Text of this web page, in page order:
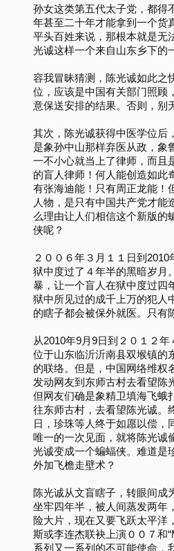
孙女这类第五代太子党，都得
年甚至二十年才能拿到一个货
平头百姓来说，那根本就是无
光诚这样一个来自山东乡下的
容我冒昧猜测，陈光诚如此之
位，应该是中国有关部门照顾
意保送安排的结果。否则，别
其次，陈光诚获得中医学位后
是象孙中山那样弃医从政，象
一不小心就当上了律师，而且
的盲人律师！何人能创造如此
有张海迪能！只有周正龙能！
人物，是只有中国共产党才能
么理由让人们相信这个新版的
侠呢？
２００６年３月１１日到
狱中度过了４年半的黑暗岁月
暴，让一个盲人在狱中度过四
狱中所见过的成千上万的犯人
的瞎子都会被保外就医。只有
从2010年9月9日到２０１２
位于山东临沂沂南县双堠镇的
的联络。但是，中国网络维权
发动网友到东师古村去看望陈
但网友们确是象精卫填海飞蛾
往东师古村，去看望陈光诚。
日，珍珠等人终于如愿以偿，
唯一的一次见面，就将陈光诚
光诚变成一个蝙蝠侠。难道是
外加飞檐走壁术？
陈光诚从文盲瞎子，转眼间成
坐牢四年半，被人间蒸发两年
险大片，现在又要飞跃太平洋
斯或李连杰联袂上演００７和
系列又一系列的不可能使命，